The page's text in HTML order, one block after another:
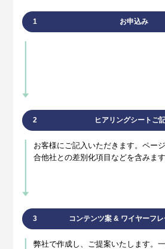
1 お申込み
2 ヒアリングシートご
お客様にご記入いただきます。ペー
合他社との差別化項目などを含みます
3 コンテンツ案 & ワイヤーフ
弊社で作成し、ご提案いたします。